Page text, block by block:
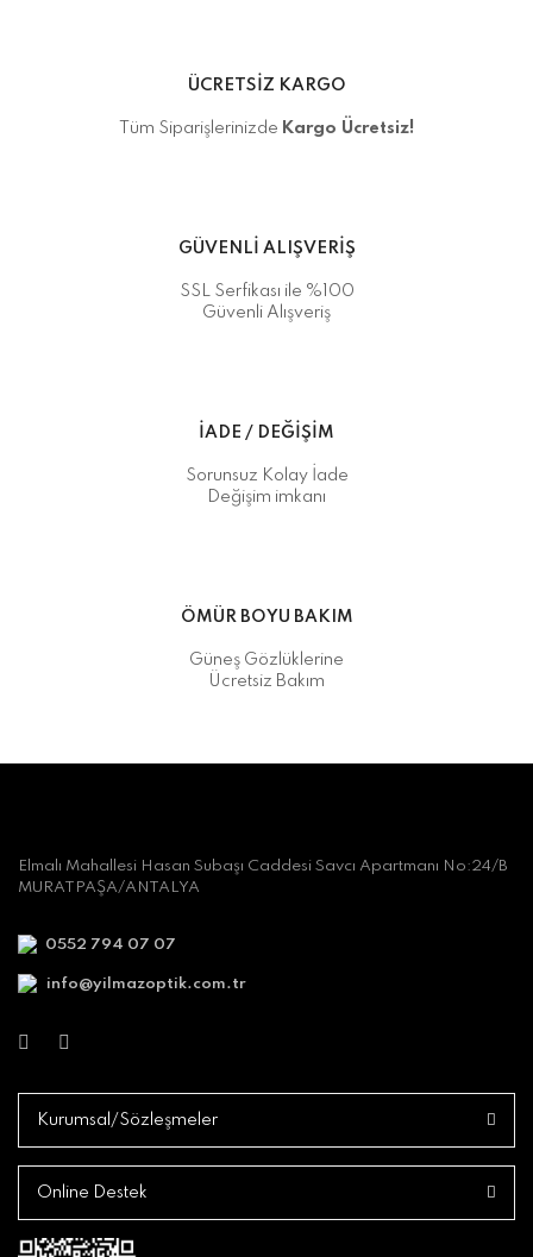
ÜCRETSİZ KARGO
Tüm Siparişlerinizde Kargo Ücretsiz!
GÜVENLİ ALIŞVERİŞ
SSL Serfikası ile %100
Güvenli Alışveriş
İADE / DEĞİŞİM
Sorunsuz Kolay İade
Değişim imkanı
ÖMÜR BOYU BAKIM
Güneş Gözlüklerine
Ücretsiz Bakım
Elmalı Mahallesi Hasan Subaşı Caddesi Savcı Apartmanı No:24/B
MURATPAŞA/ANTALYA
0552 794 07 07
info@yilmazoptik.com.tr
Kurumsal/Sözleşmeler
Online Destek